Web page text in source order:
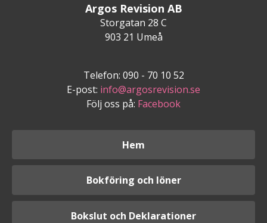
Argos Revision AB
Storgatan 28 C
903 21 Umeå
Telefon: 090 - 70 10 52
E-post: info@argosrevision.se
Följ oss på: Facebook
Hem
Bokföring och löner
Bokslut och Deklarationer